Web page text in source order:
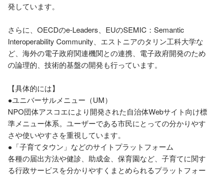
発しています。
さらに、OECDのe-Leaders、EUのSEMIC：Semantic
Interoperability Community、エストニアのタリン工科大学な
ど、海外の電子政府関連機関との連携、電子政府開発のため
の論理的、技術的基盤の開発も行っています。
【具体的には】
●ユニバーサルメニュー（UM）
NPO団体アスコエにより開発された自治体Webサイト向け標
準メニュー体系。ユーザーである市民にとっての分かりやす
さや使いやすさを重視しています。
●「子育てタウン」などのサイトプラットフォーム
各種の届出方法や健診、助成金、保育園など、子育てに関す
る行政サービスを分かりやすくまとめられるプラットフォー